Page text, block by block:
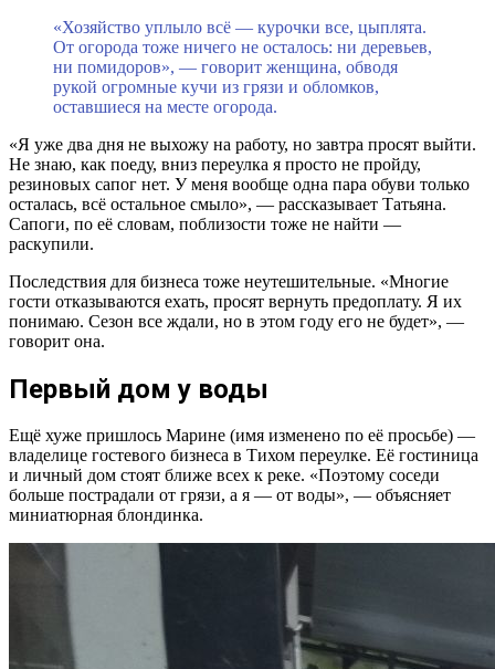
«Хозяйство уплыло всё — курочки все, цыплята.
От огорода тоже ничего не осталось: ни деревьев,
ни помидоров», — говорит женщина, обводя
рукой огромные кучи из грязи и обломков,
оставшиеся на месте огорода.
«Я уже два дня не выхожу на работу, но завтра просят выйти.
Не знаю, как поеду, вниз переулка я просто не пройду,
резиновых сапог нет. У меня вообще одна пара обуви только
осталась, всё остальное смыло», — рассказывает Татьяна.
Сапоги, по её словам, поблизости тоже не найти —
раскупили.
Последствия для бизнеса тоже неутешительные. «Многие
гости отказываются ехать, просят вернуть предоплату. Я их
понимаю. Сезон все ждали, но в этом году его не будет», —
говорит она.
Первый дом у воды
Ещё хуже пришлось Марине (имя изменено по её просьбе) —
владелице гостевого бизнеса в Тихом переулке. Её гостиница
и личный дом стоят ближе всех к реке. «Поэтому соседи
больше пострадали от грязи, а я — от воды», — объясняет
миниатюрная блондинка.